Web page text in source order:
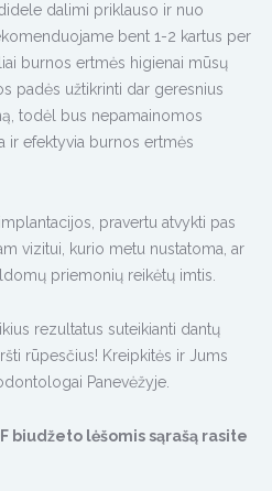
dalimi priklauso ir nuo
bent 1-2 kartus per
burnos ertmės higienai mūsų
padės užtikrinti dar geresnius
todėl bus nepamainomos
ir efektyvia burnos ertmės
pravertu atvykti pas
vizitui, kurio metu nustatoma, ar
priemonių reikėtų imtis.
rezultatus suteikianti dantų
rūpesčius! Kreipkitės ir Jums
Panevėžyje.
biudžeto lėšomis sąrašą rasite